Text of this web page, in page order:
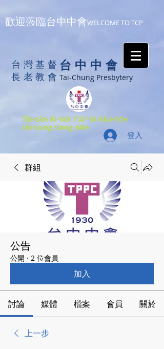
歡迎蒞臨台中中會WELCOME TO TCP
台灣基督
長老教會
台中中會
Tai-Chung Presbytery
Tâi-oân Ki-tok Tiúⁿ-ló Kàu-hōe
tâi-tiong tiong-hōe
登入
群組
公告
公開 · 2 位會員
加入
討論 媒體 檔案 會員 關於
上一步